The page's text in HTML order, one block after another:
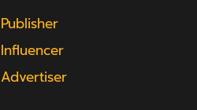
Publisher
Influencer
Advertiser